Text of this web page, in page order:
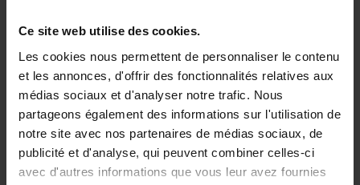
Ce site web utilise des cookies.
Les cookies nous permettent de personnaliser le contenu
et les annonces, d'offrir des fonctionnalités relatives aux
médias sociaux et d'analyser notre trafic. Nous
partageons également des informations sur l'utilisation de
notre site avec nos partenaires de médias sociaux, de
publicité et d'analyse, qui peuvent combiner celles-ci
avec d'autres informations que vous leur avez fournies
hors frais d’envoi
NOUVEAU
03092